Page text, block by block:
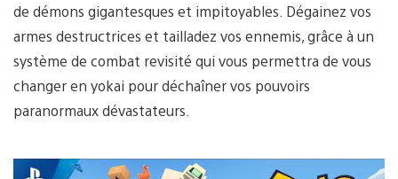
de démons gigantesques et impitoyables. Dégainez vos
armes destructrices et tailladez vos ennemis, grâce à un
système de combat revisité qui vous permettra de vous
changer en yokai pour déchaîner vos pouvoirs
paranormaux dévastateurs.